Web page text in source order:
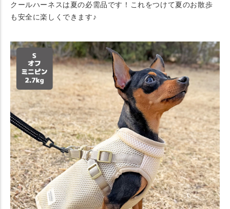
クールハーネスは夏の必需品です！これをつけて夏のお散歩
も安全に楽しくできます♪